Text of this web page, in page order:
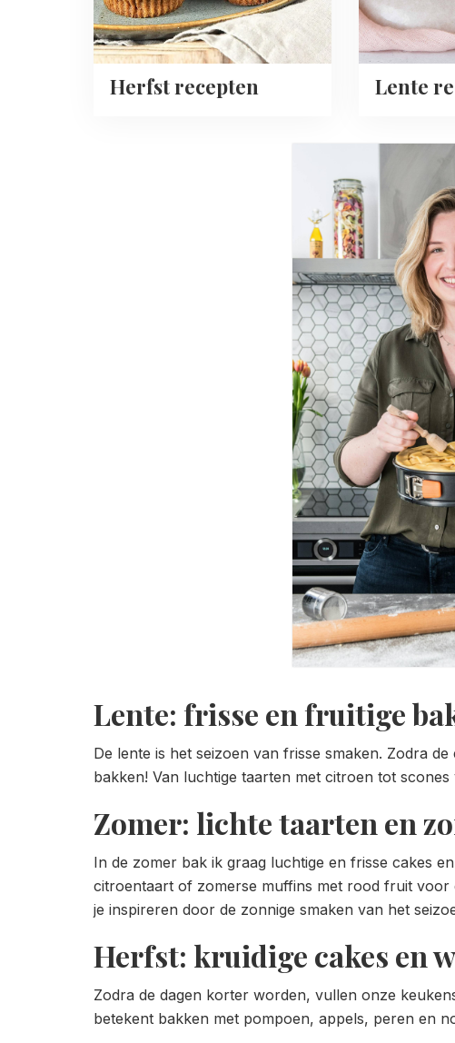
Herfst recepten Lente
Lente: frisse en fruitige
De lente is het seizoen van frisse smaken. Zodra
bakken! Van luchtige taarten met citroen tot
Zomer: lichte taarten en
In de zomer bak ik graag luchtige en frisse cakes
citroentaart of zomerse muffins met rood fruit voor
je inspireren door de zonnige smaken van het
Herfst: kruidige cakes en
Zodra de dagen korter worden, vullen onze
betekent bakken met pompoen, appels, peren en